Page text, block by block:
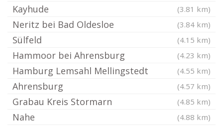
Kayhude (3.81 km)
Neritz bei Bad Oldesloe (3.84 km)
Sülfeld (4.15 km)
Hammoor bei Ahrensburg (4.23 km)
Hamburg Lemsahl Mellingstedt (4.55 km)
Ahrensburg (4.57 km)
Grabau Kreis Stormarn (4.85 km)
Nahe (4.88 km)